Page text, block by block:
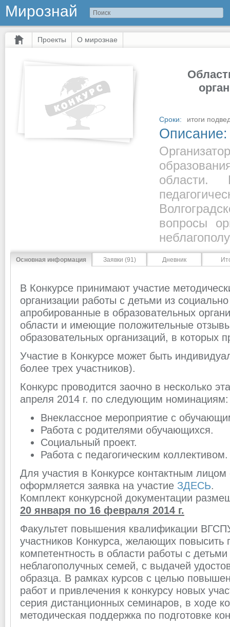
Мирознай
Проекты О мирознае
Сроки: итоги
Описание:
области.
вопросы
Основная информация Заявки (91) Дневник
В Конкурсе принимают участие
организации работы с детьми из
апробированные в образовательных
области и имеющие положительные
образовательных организаций, в которых
Участие в Конкурсе может быть
более трех участников).
Конкурс проводится заочно в несколько
апреля 2014 г. по следующим номинациям:
Внеклассное мероприятие с
Работа с родителями обучающихся.
Социальный проект.
Работа с педагогическим коллективом.
Для участия в Конкурсе контактным лицом
оформляется заявка на участие ЗДЕСЬ.
Комплект конкурсной документации
20 января по 16 февраля 2014 г.
Факультет повышения квалификации
участников Конкурса, желающих
компетентность в области работы с
неблагополучных семей, с выдачей
образца. В рамках курсов с целью
работ и привлечения к конкурсу новых
серия дистанционных семинаров, в ходе
методическая поддержка по подготовке